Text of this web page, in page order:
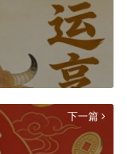
下一篇